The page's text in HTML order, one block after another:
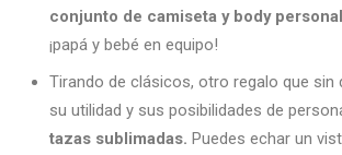
conjunto de camiseta y body
¡papá y bebé en equipo!
Tirando de clásicos, otro regalo que sin
su utilidad y sus posibilidades de
tazas sublimadas. Puedes echar un